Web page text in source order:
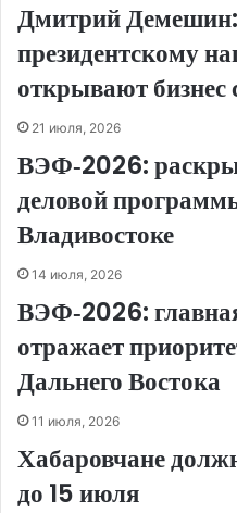
Дмитрий Демешин:
президентскому
открывают бизнес
21 июля, 2026
ВЭФ‑2026:
деловой
Владивостоке
14 июля, 2026
ВЭФ‑2026:
отражает
Дальнего Востока
11 июля, 2026
Хабаровчане
до 15 июля